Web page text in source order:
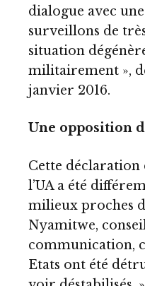
dialogue avec
surveillons de
situation
militairement »,
janvier 2016.
Une opposition
Cette déclaration
l’UA a été
milieux proches
Nyamitwe,
communication,
Etats ont été